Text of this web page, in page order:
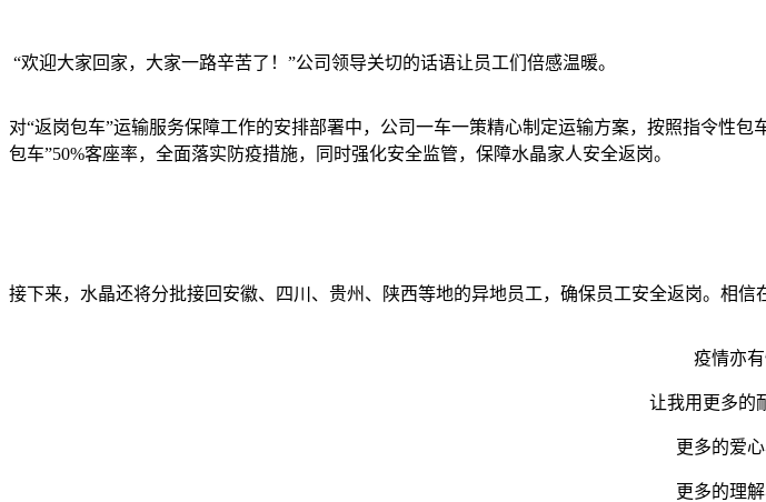
“欢迎大家回家，大家一路辛苦了！”公司领导关切的话语让员工们倍感温暖。
对“返岗包车”运输服务保障工作的安排部署中，公司一车一策精心制定运输方案，按照指令性
包车”50%客座率，全面落实防疫措施，同时强化安全监管，保障水晶家人安全返岗。
接下来，水晶还将分批接回安徽、四川、贵州、陕西等地的异地员工，确保员工安全返岗。相
疫情亦有
让我用更多的
更多的爱
更多的理